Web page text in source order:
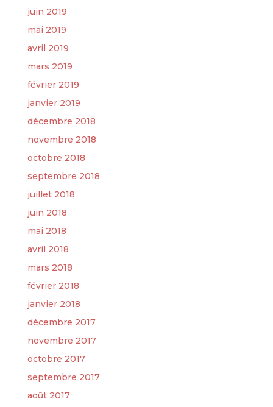
juin 2019
mai 2019
avril 2019
mars 2019
février 2019
janvier 2019
décembre 2018
novembre 2018
octobre 2018
septembre 2018
juillet 2018
juin 2018
mai 2018
avril 2018
mars 2018
février 2018
janvier 2018
décembre 2017
novembre 2017
octobre 2017
septembre 2017
août 2017